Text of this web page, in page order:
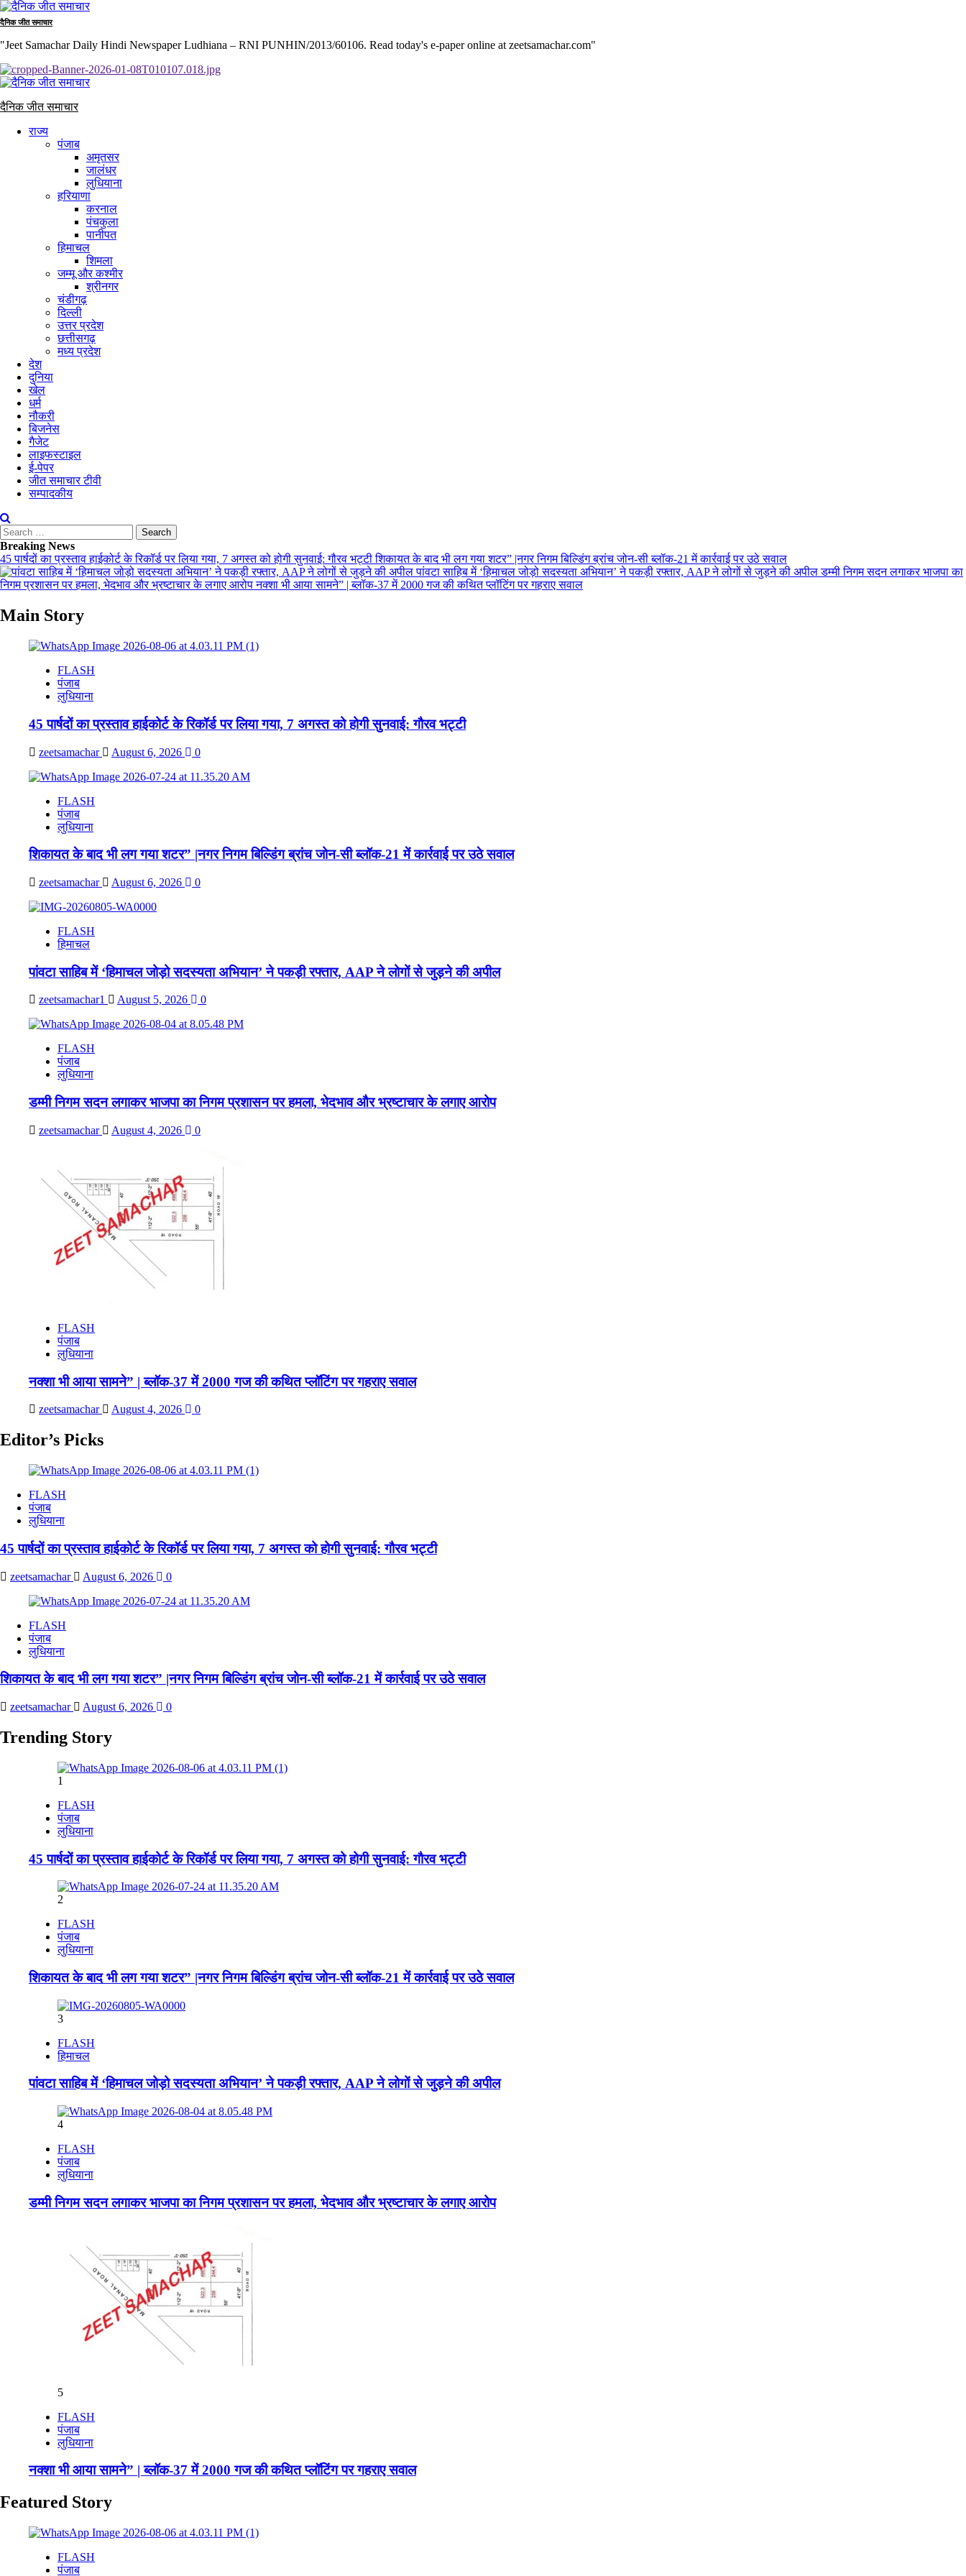
Skip
to
दैनिक जीत समाचार
"Jeet Samachar Daily Hindi Newspaper Ludhiana – RNI PUNHIN/2013/60106. Read today's e-paper online at zeetsamachar.com"
Primary
दैनिक जीत समाचार
राज्य
पंजाब
अमृतसर
जालंधर
लुधियाना
हरियाणा
करनाल
पंचकुला
पानीपत
हिमाचल
शिमला
जम्मू और कश्मीर
श्रीनगर
चंडीगढ़
दिल्ली
उत्तर प्रदेश
छत्तीसगढ़
मध्य प्रदेश
देश
दुनिया
खेल
धर्म
नौकरी
बिजनेस
गैजेट
लाइफस्टाइल
ई-पेपर
जीत समाचार टीवी
सम्पादकीय
Search
for:
Breaking News
45 पार्षदों का प्रस्ताव हाईकोर्ट के रिकॉर्ड पर लिया गया, 7 अगस्त को होगी सुनवाई: गौरव भट्टीशिकायत के बाद भी लग गया शटर” |नगर निगम बिल्डिंग ब्रांच जोन-सी ब्लॉक-21 में कार्रवाई पर उठे सवाल
पांवटा साहिब में ‘हिमाचल जोड़ो सदस्यता अभियान’ ने पकड़ी रफ्तार, AAP ने लोगों से जुड़ने की अपीलडम्मी निगम सदन लगाकर भाजपा का
निगम प्रशासन पर हमला, भेदभाव और भ्रष्टाचार के लगाए आरोपनक्शा भी आया सामने” | ब्लॉक-37 में 2000 गज की कथित प्लॉटिंग पर गहराए सवाल
Main Story
FLASH
पंजाब
लुधियाना
45 पार्षदों का प्रस्ताव हाईकोर्ट के रिकॉर्ड पर लिया गया, 7 अगस्त को होगी सुनवाई: गौरव भट्टी
zeetsamachar August 6, 2026 0
FLASH
पंजाब
लुधियाना
शिकायत के बाद भी लग गया शटर” |नगर निगम बिल्डिंग ब्रांच जोन-सी ब्लॉक-21 में कार्रवाई पर उठे सवाल
zeetsamachar August 6, 2026 0
FLASH
हिमाचल
पांवटा साहिब में ‘हिमाचल जोड़ो सदस्यता अभियान’ ने पकड़ी रफ्तार, AAP ने लोगों से जुड़ने की अपील
zeetsamachar1 August 5, 2026 0
FLASH
पंजाब
लुधियाना
डम्मी निगम सदन लगाकर भाजपा का निगम प्रशासन पर हमला, भेदभाव और भ्रष्टाचार के लगाए आरोप
zeetsamachar August 4, 2026 0
FLASH
पंजाब
लुधियाना
नक्शा भी आया सामने” | ब्लॉक-37 में 2000 गज की कथित प्लॉटिंग पर गहराए सवाल
zeetsamachar August 4, 2026 0
Editor’s Picks
FLASH
पंजाब
लुधियाना
45 पार्षदों का प्रस्ताव हाईकोर्ट के रिकॉर्ड पर लिया गया, 7 अगस्त को होगी सुनवाई: गौरव भट्टी
zeetsamachar August 6, 2026 0
FLASH
पंजाब
लुधियाना
शिकायत के बाद भी लग गया शटर” |नगर निगम बिल्डिंग ब्रांच जोन-सी ब्लॉक-21 में कार्रवाई पर उठे सवाल
zeetsamachar August 6, 2026 0
Trending Story
1
FLASH
पंजाब
लुधियाना
45 पार्षदों का प्रस्ताव हाईकोर्ट के रिकॉर्ड पर लिया गया, 7 अगस्त को होगी सुनवाई: गौरव भट्टी
2
FLASH
पंजाब
लुधियाना
शिकायत के बाद भी लग गया शटर” |नगर निगम बिल्डिंग ब्रांच जोन-सी ब्लॉक-21 में कार्रवाई पर उठे सवाल
3
FLASH
हिमाचल
पांवटा साहिब में ‘हिमाचल जोड़ो सदस्यता अभियान’ ने पकड़ी रफ्तार, AAP ने लोगों से जुड़ने की अपील
4
FLASH
पंजाब
लुधियाना
डम्मी निगम सदन लगाकर भाजपा का निगम प्रशासन पर हमला, भेदभाव और भ्रष्टाचार के लगाए आरोप
5
FLASH
पंजाब
लुधियाना
नक्शा भी आया सामने” | ब्लॉक-37 में 2000 गज की कथित प्लॉटिंग पर गहराए सवाल
Featured Story
FLASH
पंजाब